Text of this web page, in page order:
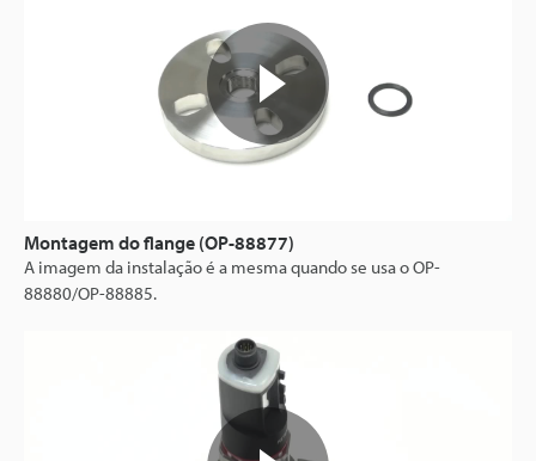
Montagem do flange (OP-88877)
A imagem da instalação é a mesma quando se usa o OP-
88880/OP-88885.